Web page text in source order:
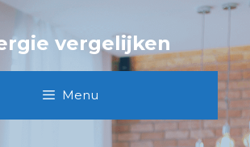
vergelijken
Menu